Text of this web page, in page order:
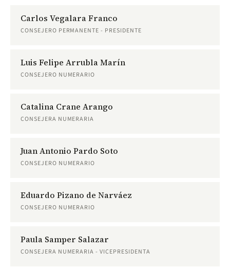
Carlos Vegalara Franco
CONSEJERO PERMANENTE - PRESIDENTE
Luis Felipe Arrubla Marín
CONSEJERO NUMERARIO
Catalina Crane Arango
CONSEJERA NUMERARIA
Juan Antonio Pardo Soto
CONSEJERO NUMERARIO
Eduardo Pizano de Narváez
CONSEJERO NUMERARIO
Paula Samper Salazar
CONSEJERA NUMERARIA - VICEPRESIDENTA